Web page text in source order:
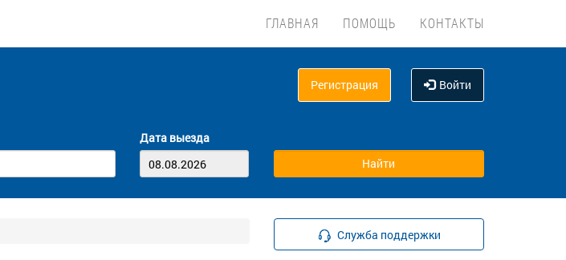
ГЛАВНАЯ ПОМОЩЬ КОНТАКТЫ
Регистрация Войти
Дата выезда
Служба поддержки